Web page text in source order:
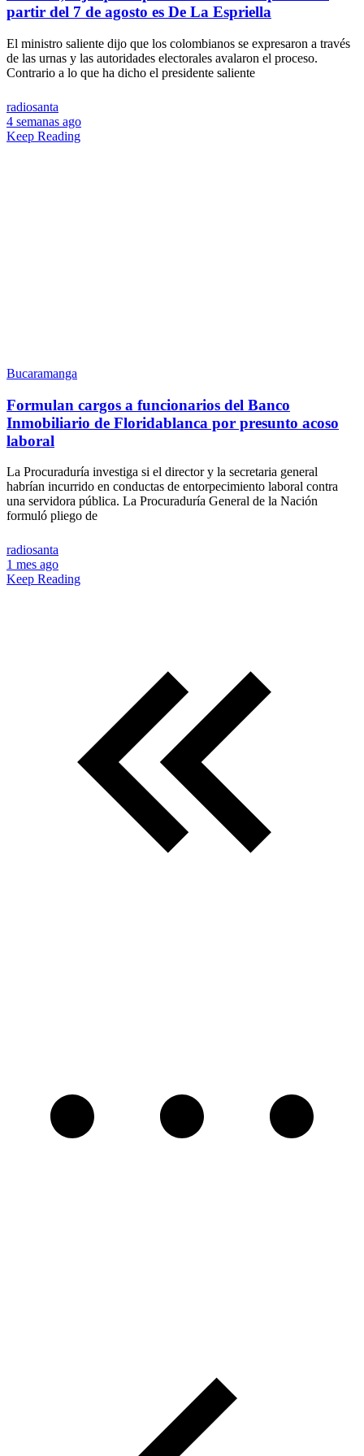
partir del 7 de agosto es De La Espriella
El ministro saliente dijo que los colombianos se expresaron a través
de las urnas y las autoridades electorales avalaron el proceso.
Contrario a lo que ha dicho el presidente saliente
radiosanta
4 semanas ago
Keep Reading
Bucaramanga
Formulan cargos a funcionarios del Banco
Inmobiliario de Floridablanca por presunto acoso
laboral
La Procuraduría investiga si el director y la secretaria general
habrían incurrido en conductas de entorpecimiento laboral contra
una servidora pública. La Procuraduría General de la Nación
formuló pliego de
radiosanta
1 mes ago
Keep Reading